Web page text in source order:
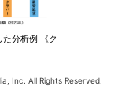
分析例 《ク
Inc. All Rights Reserved.